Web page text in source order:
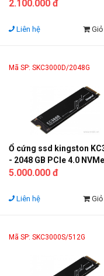
NVMe M.2
2.100.000 đ
Liên hệ
Mã SP: SKC3000D/2048G
Ổ cứng ssd kingston
- 2048 GB PCIe 4.0
SSD
5.000.000 đ
Liên hệ
Mã SP: SKC3000S/512G